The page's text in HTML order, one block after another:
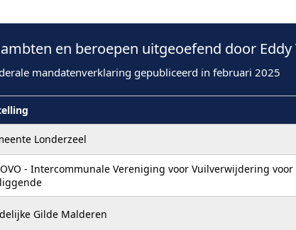
en beroepen uitgeoefend door
mandatenverklaring gepubliceerd in februari 2025
Londerzeel
- Intercommunale Vereniging voor Vuilverwijdering voor
Gilde Malderen